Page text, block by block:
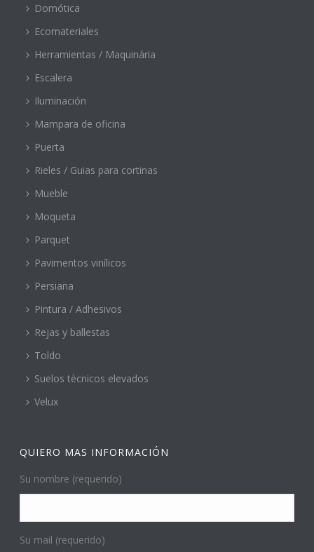
Domótica
Ecomateriales
Herramientas / Maquinária
Escalera
Iluminación
Mampara de oficina
Puerta
Rieles / Guias para cortinas
Mueble
Moqueta
Parquet
Pavimentos vinílicos
Persiana
Pintura / Adhesivos
Rejas y ballestas
Toldo
Suelos tècnicos elevados
Velux
QUIERO MAS INFORMACIÓN
Su nombre (requerido)
Su mail (requerido)